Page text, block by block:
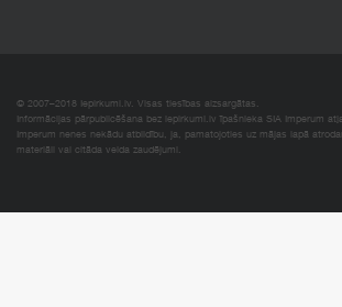
© 2007–2018 Iepirkumi.lv. Visas tiesības aizsargātas.
Informācijas pārpublicēšana bez iepirkumi.lv īpašnieka SIA Imperum
Imperum nenes nekādu atbildību, ja, pamatojoties uz mājas lapā
materiāli vai citāda veida zaudējumi.